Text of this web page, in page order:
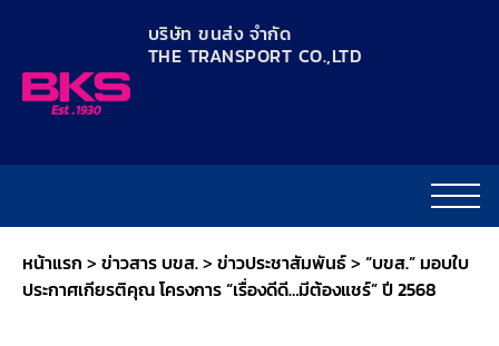
บริษัท ขนส่ง จำกัด
THE TRANSPORT CO.,LTD​
หน้าแรก > ข่าวสาร บขส.> ข่าวประชาสัมพันธ์> “บขส.” มอบใบ
ประกาศเกียรติคุณ โครงการ “เรื่องดีดี…มีต้องแชร์” ปี 2568